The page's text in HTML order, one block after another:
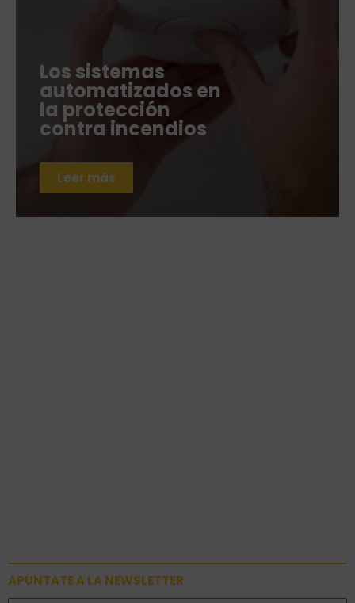
Los sistemas
automatizados en
la protección
contra incendios
Leer más
APÚNTATE A LA NEWSLETTER